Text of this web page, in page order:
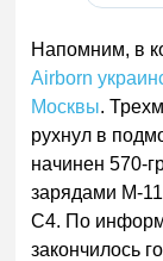
Напомним, в
Airborn
Москвы.
рухнул в
начинен 570-
зарядами М-
С4. По
закончилось